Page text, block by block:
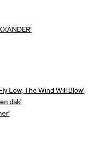
Low, The Wind Will Blow'
dak'